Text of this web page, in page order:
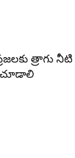
త్రాగు
చూడాలి